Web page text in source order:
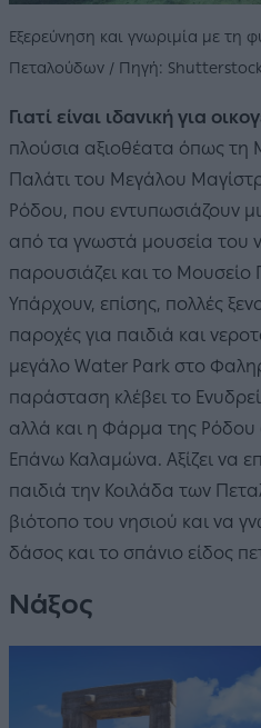
Εξερεύνηση και γνωριμία με τη
Πεταλούδων / Πηγή:
Γιατί είναι ιδανική για
πλούσια αξιοθέατα όπως τη
Παλάτι του Μεγάλου
Ρόδου, που εντυπωσιάζουν
από τα γνωστά μουσεία του
παρουσιάζει και το Μουσείο
Υπάρχουν, επίσης, πολλές
παροχές για παιδιά και
μεγάλο Water Park στο
παράσταση κλέβει το
αλλά και η Φάρμα της
Επάνω Καλαμώνα. Αξίζει να
παιδιά την Κοιλάδα των
βιότοπο του νησιού και να
δάσος και το σπάνιο είδος
Νάξος